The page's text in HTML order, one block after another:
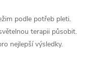
podle potřeb pleti.
terapii působit.
nejlepší výsledky.